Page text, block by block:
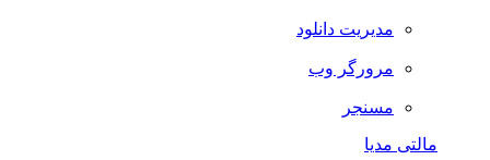
مدیریت دانلود
مرورگر وب
مسنجر
مدیا